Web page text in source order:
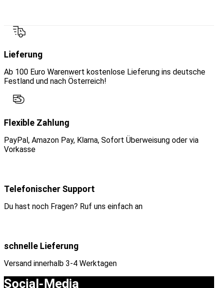
Lieferung
Ab 100 Euro Warenwert kostenlose Lieferung ins deutsche
Festland und nach Österreich!
Flexible Zahlung
PayPal, Amazon Pay, Klarna, Sofort Überweisung oder via
Vorkasse
Telefonischer Support
Du hast noch Fragen? Ruf uns einfach an
schnelle Lieferung
Versand innerhalb 3-4 Werktagen
Social-Media